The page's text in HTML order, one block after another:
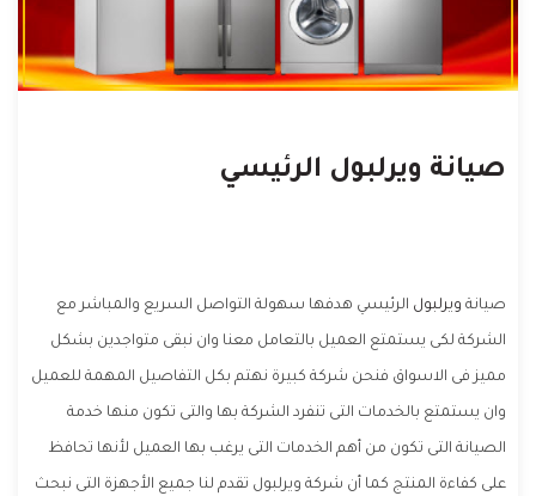
صيانة ويرلبول الرئيسي
صيانة ويرلبول الرئيسي هدفها سهولة التواصل السريع والمباشر مع
الشركة لكى يستمتع العميل بالتعامل معنا وان نبقى متواجدين بشكل
مميز فى الاسواق فنحن شركة كبيرة نهتم بكل التفاصيل المهمة للعميل
وان يستمتع بالخدمات التى تنفرد الشركة بها والتى تكون منها خدمة
الصيانة التى تكون من أهم الخدمات التى يرغب بها العميل لأنها تحافظ
على كفاءة المنتج كما أن شركة ويرلبول تقدم لنا جميع الأجهزة التى نبحث